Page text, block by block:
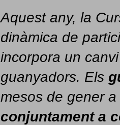
Aquest any, la
dinàmica de
incorpora un
guanyadors. Els
conjuntament a